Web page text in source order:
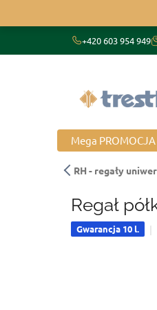
+420 603 954 949
Mega PROMOCJA
RH - regały
Regał
Gwarancja 10 l.